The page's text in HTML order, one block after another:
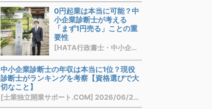
0円起業は本当に可能？中
小企業診断士が考える
「まず1円売る」ことの重
要性
[HATA行政書士・中小企業診断士事務所] 2026/07/03 21:10
中小企業診断士の年収は本当に1位？現役
診断士がランキングを考察【資格選びで大
切なこと】
[士業独立開業サポート.COM] 2026/06/29 21:14